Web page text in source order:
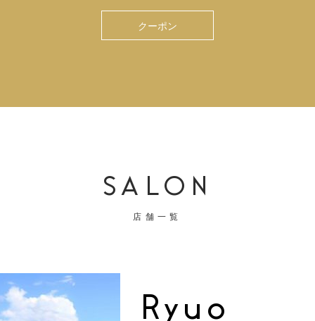
クーポン
SALON
店舗一覧
Ryuo